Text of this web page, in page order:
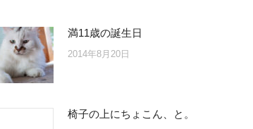
満11歳の誕生日
2014年8月20日
椅子の上にちょこん、と。